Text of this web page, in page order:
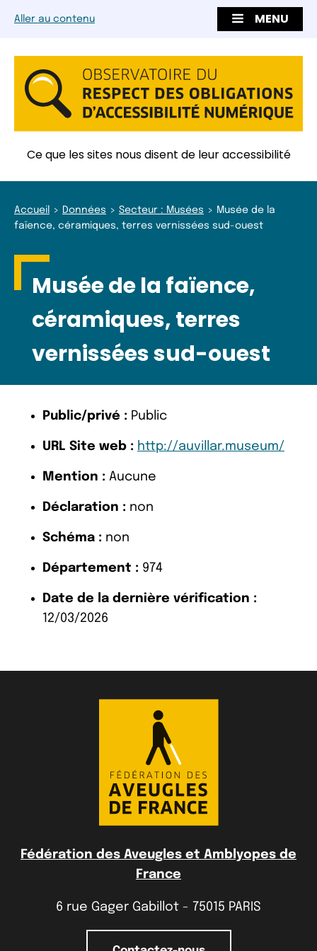
Aller au contenu MENU
Ce que les sites nous disent de leur accessibilité
Accueil Données Secteur : Musées
Musée de la
faïence, céramiques, terres vernissées sud-ouest
Musée de la faïence,
céramiques, terres
vernissées sud-ouest
Public/privé : Public
URL Site web : http://auvillar.museum/
Mention : Aucune
Déclaration : non
Schéma : non
Département : 974
Date de la dernière vérification :
12/03/2026
Fédération des Aveugles et Amblyopes de
France
6 rue Gager Gabillot - 75015 PARIS